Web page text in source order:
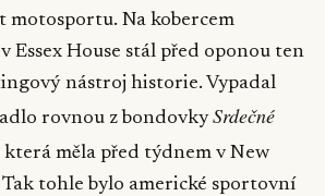
motosportu. Na kobercem
Essex House stál před oponou ten
nástroj historie. Vypadal
rovnou z bondovkySrdečné
která měla před týdnem v New
tohle bylo americké sportovní